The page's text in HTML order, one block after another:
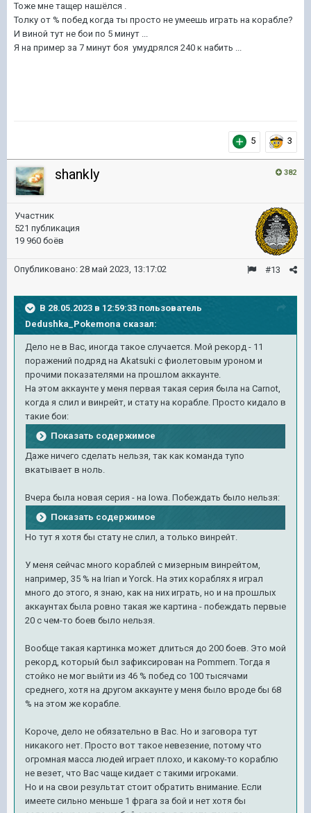
Тоже мне тащер нашёлся .
Толку от % побед когда ты просто не умеешь играть на корабле?
И виной тут не бои по 5 минут ...
Я на пример за 7 минут боя умудрялся 240 к набить ...
5 3
382
shankly
Участник
521 публикация
19 960 боёв
#13
Опубликовано: 28 май 2023, 13:17:02
В 28.05.2023 в 12:59:33 пользователь
Dedushka_Pokemona сказал:
Дело не в Вас, иногда такое случается. Мой рекорд - 11
поражений подряд на Akatsuki с фиолетовым уроном и
прочими показателями на прошлом аккаунте.
На этом аккаунте у меня первая такая серия была на Carnot,
когда я слил и винрейт, и стату на корабле. Просто кидало в
такие бои:
Показать содержимое
Даже ничего сделать нельзя, так как команда тупо
вкатывает в ноль.
Вчера была новая серия - на Iowa. Побеждать было нельзя:
Показать содержимое
Но тут я хотя бы стату не слил, а только винрейт.
У меня сейчас много кораблей с мизерным винрейтом,
например, 35 % на Irian и Yorck. На этих кораблях я играл
много до этого, я знаю, как на них играть, но и на прошлых
аккаунтах была ровно такая же картина - побеждать первые
20 с чем-то боев было нельзя.
Вообще такая картинка может длиться до 200 боев. Это мой
рекорд, который был зафиксирован на Pommern. Тогда я
стойко не мог выйти из 46 % побед со 100 тысячами
среднего, хотя на другом аккаунте у меня было вроде бы 68
% на этом же корабле.
Короче, дело не обязательно в Вас. Но и заговора тут
никакого нет. Просто вот такое невезение, потому что
огромная масса людей играет плохо, и какому-то кораблю
не везет, что Вас чаще кидает с такими игроками.
Но и на свои результат стоит обратить внимание. Если
имеете сильно меньше 1 фрага за бой и нет хотя бы